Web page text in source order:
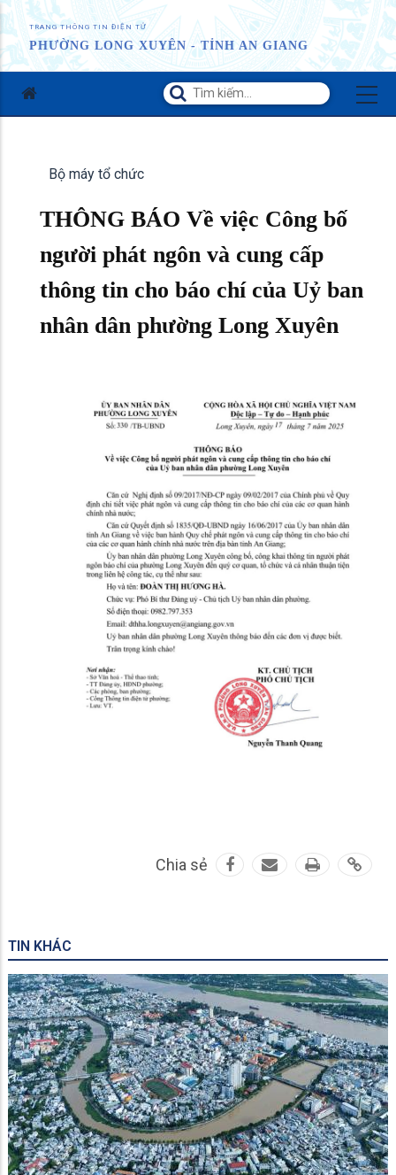
TRANG THÔNG TIN ĐIỆN TỬ
PHƯỜNG LONG XUYÊN - TỈNH AN GIANG
Bộ máy tổ chức
THÔNG BÁO Về việc Công bố
người phát ngôn và cung cấp
thông tin cho báo chí của Uỷ ban
nhân dân phường Long Xuyên
Chia sẻ
TIN KHÁC